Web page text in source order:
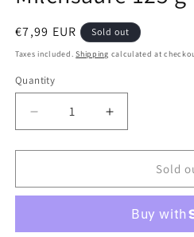
Regular
price
€7,99 EUR Sold out
Taxes included.Shipping calculated at
Quantity
Decrease
quantity
for
125
Increase
quantity
for
Milchsäure
125
Sold